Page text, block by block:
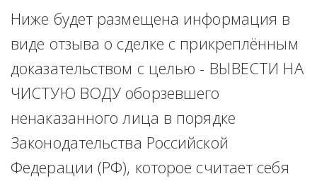
Ниже будет размещена информация в
виде отзыва о сделке с прикреплённым
доказательством с целью - ВЫВЕСТИ НА
ЧИСТУЮ ВОДУ оборзевшего
ненаказанного лица в порядке
Законодательства Российской
Федерации (РФ), которое считает себя